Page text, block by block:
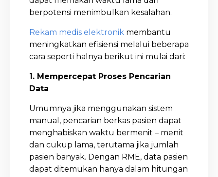
berpotensi menimbulkan kesalahan.
Rekam medis elektronik membantu
meningkatkan efisiensi melalui beberapa
cara seperti halnya berikut ini mulai dari:
1. Mempercepat Proses Pencarian
Data
Umumnya jika menggunakan sistem
manual, pencarian berkas pasien dapat
menghabiskan waktu bermenit – menit
dan cukup lama, terutama jika jumlah
pasien banyak. Dengan RME, data pasien
dapat ditemukan hanya dalam hitungan